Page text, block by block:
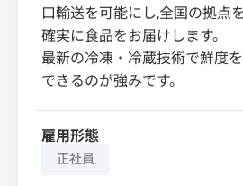
口輸送を可能にし,全国の拠点
確実に食品をお届けします。
最新の冷凍・冷蔵技術で鮮度
できるのが強みです。
雇用形態
正社員